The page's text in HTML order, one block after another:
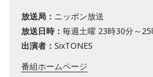
放送局： ニッポン放送
放送日時： 毎週土曜 23時30分～
出演者： SixTONES
番組ホームページ